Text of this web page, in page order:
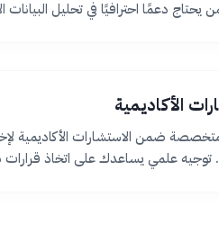
يحتاج دعمًا احترافيًا في تحليل البيانات
الأكاديمية
ضمن الاستشارات الأكاديمية
توجيه علمي يساعدك على اتخاذ قرارات